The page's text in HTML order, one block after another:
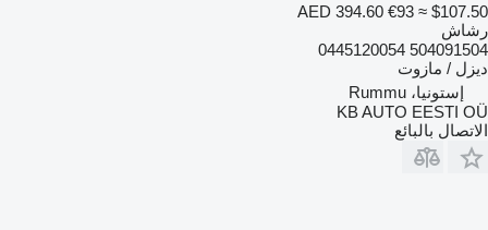
AED 394.60 €93 ≈ $107.50
رشاش
504091504 0445120054
ديزل / مازوت
إستونيا، Rummu
KB AUTO EESTI OÜ
الاتصال بالبائع